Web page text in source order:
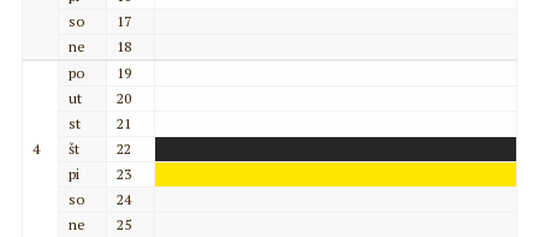
so
17
ne
18
4
po
19
ut
20
st
21
št
22
pi
23
so
24
ne
25